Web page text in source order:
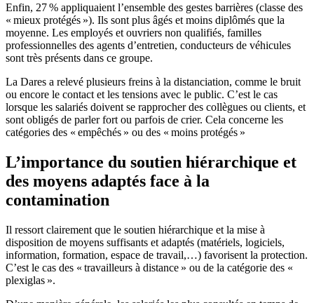
Enfin, 27 % appliquaient l’ensemble des gestes barrières (classe des
« mieux protégés »). Ils sont plus âgés et moins diplômés que la
moyenne. Les employés et ouvriers non qualifiés, familles
professionnelles des agents d’entretien, conducteurs de véhicules
sont très présents dans ce groupe.
La Dares a relevé plusieurs freins à la distanciation, comme le bruit
ou encore le contact et les tensions avec le public. C’est le cas
lorsque les salariés doivent se rapprocher des collègues ou clients, et
sont obligés de parler fort ou parfois de crier. Cela concerne les
catégories des « empêchés » ou des « moins protégés »
L’importance du soutien hiérarchique et
des moyens adaptés face à la
contamination
Il ressort clairement que le soutien hiérarchique et la mise à
disposition de moyens suffisants et adaptés (matériels, logiciels,
information, formation, espace de travail,…) favorisent la protection.
C’est le cas des « travailleurs à distance » ou de la catégorie des «
plexiglas ».